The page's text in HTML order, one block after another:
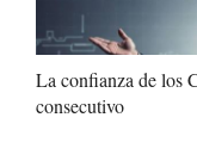
La confianza de los
consecutivo